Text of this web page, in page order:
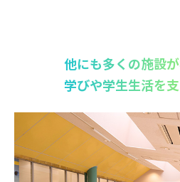
他にも多くの施設
学びや学生生活を